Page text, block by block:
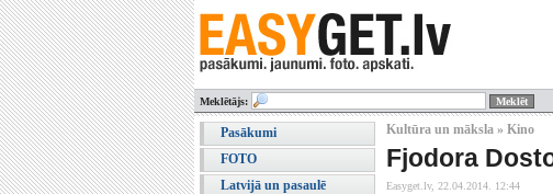
Meklētājs:
Pasākumi
FOTO
Latvijā un pasaulē
Kultūra un māksla » Kino
Fjodora
Easyget.lv, 22.04.2014. 12:44